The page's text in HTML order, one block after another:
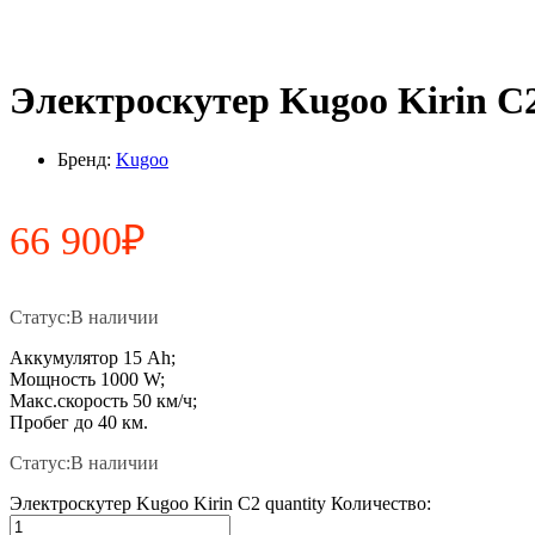
Электроскутер Kugoo Kirin
Бренд: Kugoo
66 900₽
Статус:В наличии
Аккумулятор 15 Ah;
Мощность 1000 W;
Макс.скорость 50 км/ч;
Пробег до 40 км.
Статус:В наличии
Электроскутер Kugoo Kirin C2 quantity Количество: